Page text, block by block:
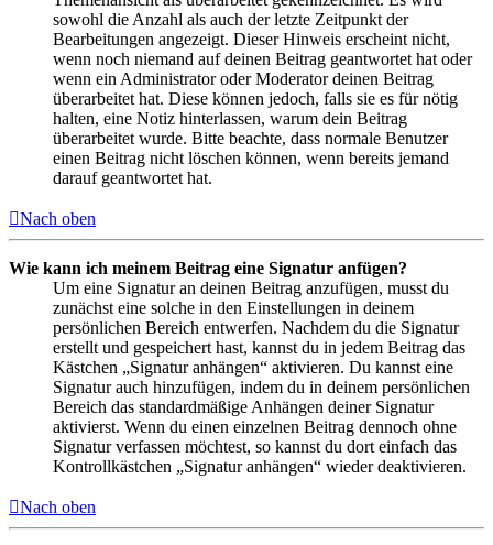
sowohl die Anzahl als auch der letzte Zeitpunkt der
Bearbeitungen angezeigt. Dieser Hinweis erscheint nicht,
wenn noch niemand auf deinen Beitrag geantwortet hat oder
wenn ein Administrator oder Moderator deinen Beitrag
überarbeitet hat. Diese können jedoch, falls sie es für nötig
halten, eine Notiz hinterlassen, warum dein Beitrag
überarbeitet wurde. Bitte beachte, dass normale Benutzer
einen Beitrag nicht löschen können, wenn bereits jemand
darauf geantwortet hat.
Nach oben
Wie kann ich meinem Beitrag eine Signatur anfügen?
Um eine Signatur an deinen Beitrag anzufügen, musst du
zunächst eine solche in den Einstellungen in deinem
persönlichen Bereich entwerfen. Nachdem du die Signatur
erstellt und gespeichert hast, kannst du in jedem Beitrag das
Kästchen „Signatur anhängen“ aktivieren. Du kannst eine
Signatur auch hinzufügen, indem du in deinem persönlichen
Bereich das standardmäßige Anhängen deiner Signatur
aktivierst. Wenn du einen einzelnen Beitrag dennoch ohne
Signatur verfassen möchtest, so kannst du dort einfach das
Kontrollkästchen „Signatur anhängen“ wieder deaktivieren.
Nach oben